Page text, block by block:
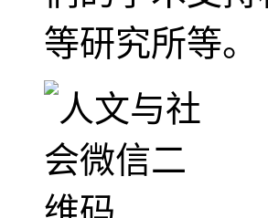
等研究所等。